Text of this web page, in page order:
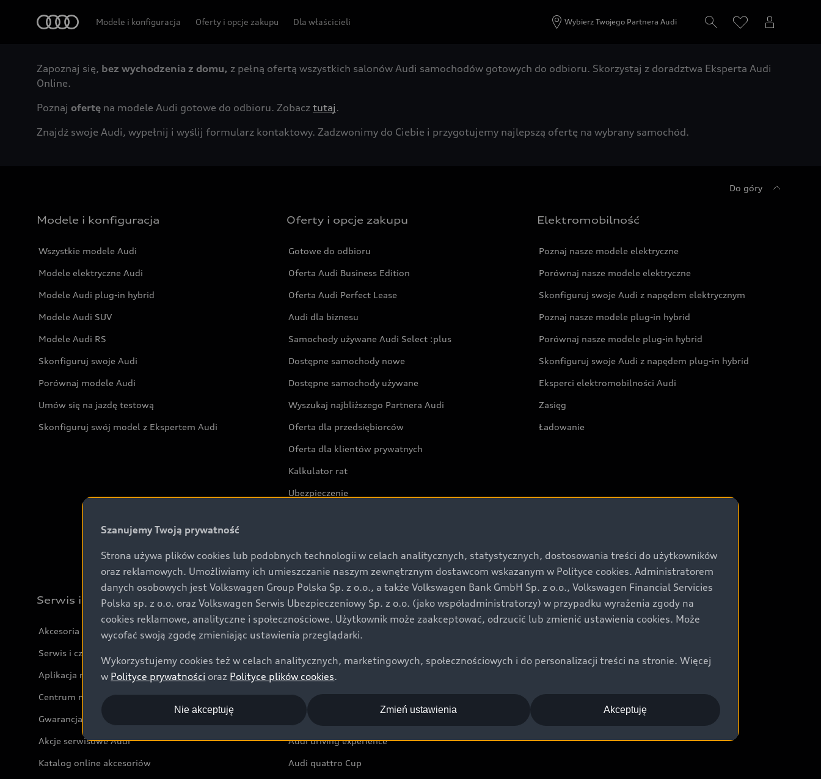
Modele i konfiguracja Oferty i opcje zakupu Dla właścicieli Wybierz Twojego Partnera Audi
Zapoznaj się, bez wychodzenia z domu, z pełną ofertą wszystkich salonów Audi samochodów gotowych do odbioru. Skorzystaj z doradztwa Eksperta Audi
Online.
Poznaj ofertę na modele Audi gotowe do odbioru. Zobacz tutaj.
Znajdź swoje Audi, wypełnij i wyślij formularz kontaktowy. Zadzwonimy do Ciebie i przygotujemy najlepszą ofertę na wybrany samochód.
Do góry
Modele i konfiguracja
Wszystkie modele Audi
Modele elektryczne Audi
Modele Audi plug-in hybrid
Modele Audi SUV
Modele Audi RS
Skonfiguruj swoje Audi
Porównaj modele Audi
Umów się na jazdę testową
Skonfiguruj swój model z Ekspertem Audi
Oferty i opcje zakupu
Gotowe do odbioru
Oferta Audi Business Edition
Oferta Audi Perfect Lease
Audi dla biznesu
Samochody używane Audi Select :plus
Dostępne samochody nowe
Dostępne samochody używane
Wyszukaj najbliższego Partnera Audi
Oferta dla przedsiębiorców
Oferta dla klientów prywatnych
Kalkulator rat
Ubezpieczenie
Audi exclusive
Elektromobilność
Poznaj nasze modele elektryczne
Porównaj nasze modele elektryczne
Skonfiguruj swoje Audi z napędem elektrycznym
Poznaj nasze modele plug-in hybrid
Porównaj nasze modele plug-in hybrid
Skonfiguruj swoje Audi z napędem plug-in hybrid
Eksperci elektromobilności Audi
Zasięg
Ładowanie
Serwis i akcesoria
Akcesoria
Serwis i części
Aplikacja myAudi i usługi cyfrowe
Centrum napraw powypadkowych
Gwarancja
Akcje serwisowe Audi
Katalog online akcesoriów
Świat Audi
Aktualności i historie postępu
Audi Nuvolari
Audi Sport Festiwal
Audi i Muzeum Sztuki Nowoczesnej w Warszawie
Audi driving experience
Audi quattro Cup
Szanujemy Twoją prywatność
Strona używa plików cookies lub podobnych technologii w celach analitycznych, statystycznych, dostosowania treści do użytkowników
oraz reklamowych. Umożliwiamy ich umieszczanie naszym zewnętrznym dostawcom wskazanym w Polityce cookies. Administratorem
danych osobowych jest Volkswagen Group Polska Sp. z o.o., a także Volkswagen Bank GmbH Sp. z o.o., Volkswagen Financial Servicies
Polska sp. z o.o. oraz Volkswagen Serwis Ubezpieczeniowy Sp. z o.o. (jako współadministratorzy) w przypadku wyrażenia zgody na
cookies reklamowe, analityczne i społecznościowe. Użytkownik może zaakceptować, odrzucić lub zmienić ustawienia cookies. Może
wycofać swoją zgodę zmieniając ustawienia przeglądarki.
Wykorzystujemy cookies też w celach analitycznych, marketingowych, społecznościowych i do personalizacji treści na stronie. Więcej
w Polityce prywatności oraz Polityce plików cookies.
Akceptuję
Nie akceptuję Zmień ustawienia